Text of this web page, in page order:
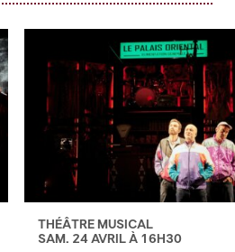
THÉÂTRE MUSICAL
SAM. 24 AVRIL À 16H30